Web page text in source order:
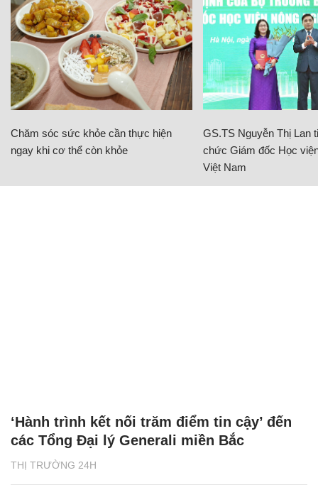
Chăm sóc sức khỏe cần thực hiện
ngay khi cơ thể còn khỏe
GS.TS Nguyễn Thị Lan
chức Giám đốc Học
Việt Nam
THỊ TRƯỜNG 24H
‘Hành trình kết nối trăm điểm tin cậy’ đến
các Tổng Đại lý Generali miền Bắc